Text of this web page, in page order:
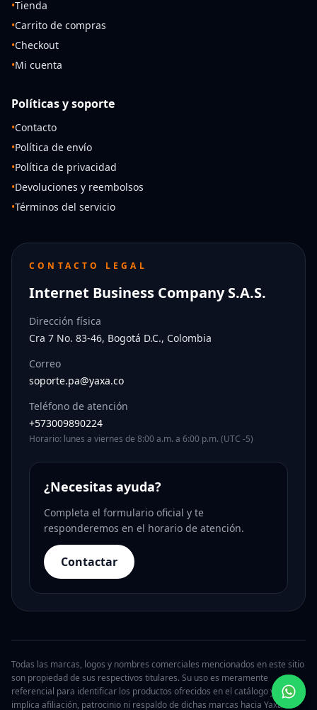
•Tienda
•Carrito de compras
•Checkout
•Mi cuenta
Políticas y soporte
•Contacto
•Política de envío
•Política de privacidad
•Devoluciones y reembolsos
•Términos del servicio
CONTACTO LEGAL
Internet Business Company S.A.S.
Dirección física
Cra 7 No. 83-46, Bogotá D.C., Colombia
Correo
soporte.pa@yaxa.co
Teléfono de atención
+573009890224
Horario: lunes a viernes de 8:00 a.m. a 6:00 p.m. (UTC -5)
¿Necesitas ayuda?
Completa el formulario oficial y te
responderemos en el horario de atención.
Contactar
Todas las marcas, logos y nombres comerciales mencionados en este sitio
son propiedad de sus respectivos titulares. Su uso es meramente
referencial para identificar los productos ofrecidos en el catálogo y no
implica afiliación, patrocinio ni respaldo de dichas marcas hacia Yaxa.